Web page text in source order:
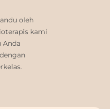
oleh
kami
Anda